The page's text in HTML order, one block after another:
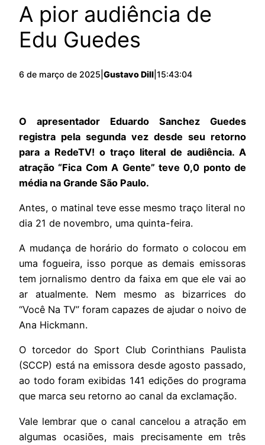
A pior audiência de
Edu Guedes
6 de março de 2025 Gustavo Dill 15:43:04
O apresentador Eduardo Sanchez Guedes
registra pela segunda vez desde seu retorno
para a RedeTV! o traço literal de audiência. A
atração “Fica Com A Gente” teve 0,0 ponto de
média na Grande São Paulo.
Antes, o matinal teve esse mesmo traço literal no
dia 21 de novembro, uma quinta-feira.
A mudança de horário do formato o colocou em
uma fogueira, isso porque as demais emissoras
tem jornalismo dentro da faixa em que ele vai ao
ar atualmente. Nem mesmo as bizarrices do
“Você Na TV” foram capazes de ajudar o noivo de
Ana Hickmann.
O torcedor do Sport Club Corinthians Paulista
(SCCP) está na emissora desde agosto passado,
ao todo foram exibidas 141 edições do programa
que marca seu retorno ao canal da exclamação.
Vale lembrar que o canal cancelou a atração em
algumas ocasiões, mais precisamente em três